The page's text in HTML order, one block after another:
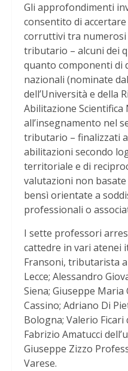
Gli approfondimenti
consentito di
corruttivi tra
tributario – alcuni dei
quanto componenti di
nazionali (nominate
dell’Università e della
Abilitazione Scientifica
all’insegnamento nel
tributario – finalizzati
abilitazioni secondo
territoriale e di
valutazioni non
bensì orientate a
professionali o
I sette professori
cattedre in vari atenei
Fransoni, tributarista
Lecce; Alessandro
Siena; Giuseppe Maria
Cassino; Adriano Di
Bologna; Valerio Ficari
Fabrizio Amatucci
Giuseppe Zizzo
Varese.